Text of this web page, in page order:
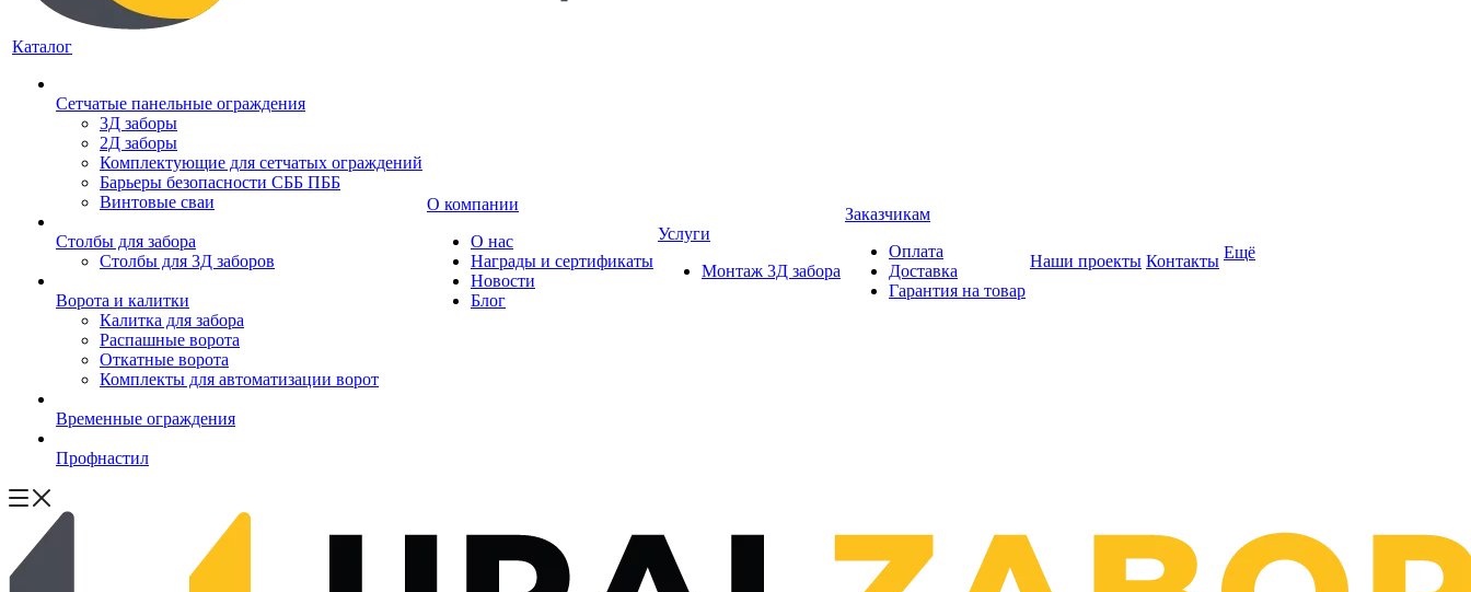
Каталог
Сетчатые панельные ограждения
3Д заборы
2Д заборы
Комплектующие для сетчатых ограждений
Барьеры безопасности СББ ПББ
Винтовые сваи
Столбы для забора
Столбы для 3Д заборов
Ворота и калитки
Калитка для забора
Распашные ворота
Откатные ворота
Комплекты для автоматизации ворот
Временные ограждения
Профнастил
О компании
О нас
Награды и сертификаты
Новости
Блог
Услуги
Монтаж 3Д забора
Заказчикам
Оплата
Доставка
Гарантия на товар
Наши проекты Контакты Ещё